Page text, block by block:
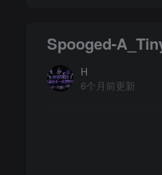
Spooged-
H
6个月前更新